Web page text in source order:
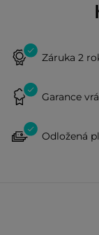
Záruka 2
Garance
Odložená